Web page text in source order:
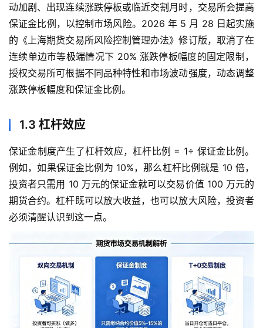
动加剧、出现连续涨跌停板或临近交割月时，交易所会提高
保证金比例，以控制市场风险。2026 年 5 月 28 日起实施
的《上海期货交易所风险控制管理办法》修订版，取消了在
连续单边市等极端情况下 20% 涨跌停板幅度的固定限制，
授权交易所可根据不同品种特性和市场波动强度，动态调整
涨跌停板幅度和保证金比例。
1.3 杠杆效应
保证金制度产生了杠杆效应，杠杆比例 = 1÷ 保证金比例。
例如，如果保证金比例为 10%，那么杠杆比例就是 10 倍，
投资者只需用 10 万元的保证金就可以交易价值 100 万元的
期货合约。杠杆既可以放大收益，也可以放大风险，投资者
必须清醒认识到这一点。